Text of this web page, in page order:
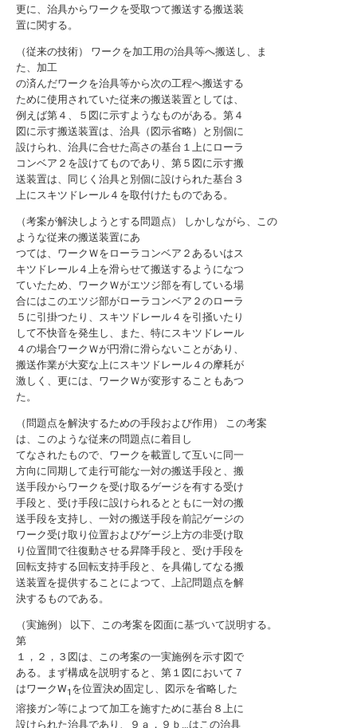
更に、治具からワークを受取つて搬送する搬送装
置に関する。
（従来の技術） ワークを加工用の治具等へ搬送し、ま
た、加工
の済んだワークを治具等から次の工程へ搬送する
ために使用されていた従来の搬送装置としては、
例えば第４、５図に示すようなものがある。第４
図に示す搬送装置は、治具（図示省略）と別個に
設けられ、治具に合せた高さの基台１上にローラ
コンベア２を設けてものであり、第５図に示す搬
送装置は、同じく治具と別個に設けられた基台３
上にスキツドレール４を取付けたものである。
（考案が解決しようとする問題点） しかしながら、この
ような従来の搬送装置にあ
つては、ワークＷをローラコンベア２あるいはス
キツドレール４上を滑らせて搬送するようになつ
ていたため、ワークＷがエツジ部を有している場
合にはこのエツジ部がローラコンベア２のローラ
５に引掛つたり、スキツドレール４を引掻いたり
して不快音を発生し、また、特にスキツドレール
４の場合ワークＷが円滑に滑らないことがあり、
搬送作業が大変な上にスキツドレール４の摩耗が
激しく、更には、ワークＷが変形することもあつ
た。
（問題点を解決するための手段および作用） この考案
は、このような従来の問題点に着目し
てなされたもので、ワークを載置して互いに同一
方向に同期して走行可能な一対の搬送手段と、搬
送手段からワークを受け取るゲージを有する受け
手段と、受け手段に設けられるとともに一対の搬
送手段を支持し、一対の搬送手段を前記ゲージの
ワーク受け取り位置およびゲージ上方の非受け取
り位置間で往復動させる昇降手段と、受け手段を
回転支持する回転支持手段と、を具備してなる搬
送装置を提供することによつて、上記問題点を解
決するものである。
（実施例） 以下、この考案を図面に基づいて説明する。
第
１，２，３図は、この考案の一実施例を示す図で
ある。まず構成を説明すると、第１図において７
はワークW1 を位置決め固定し、図示を省略した
溶接ガン等によつて加工を施すために基台８上に
設けられた治具であり、９ａ，９ｂ…はこの治具